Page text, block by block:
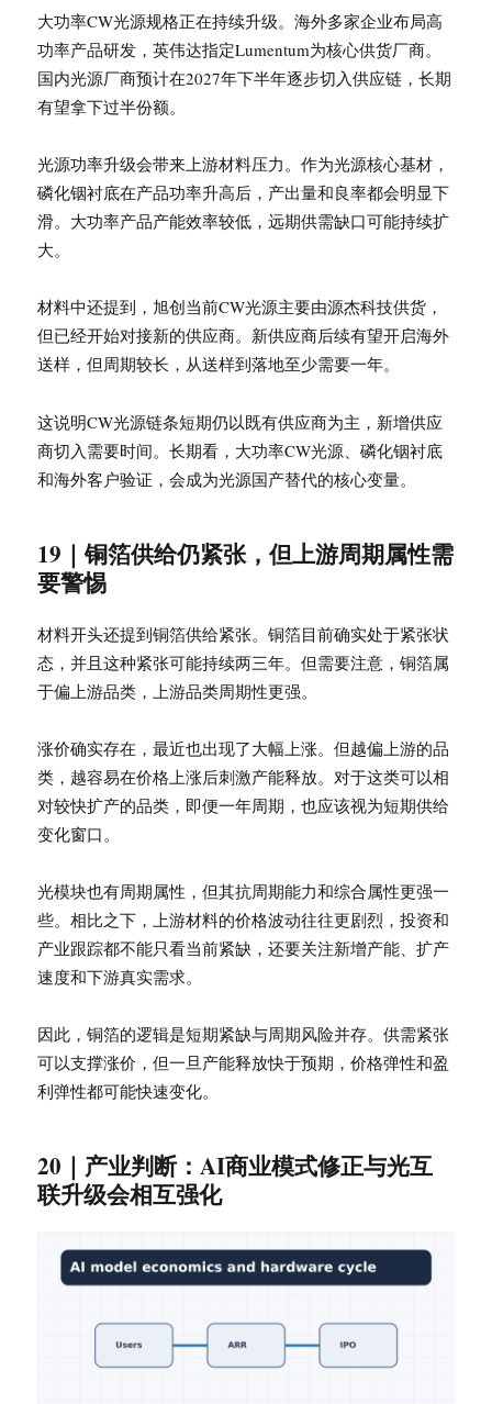
大功率CW光源规格正在持续升级。海外多家企业布局高
功率产品研发，英伟达指定Lumentum为核心供货厂商。
国内光源厂商预计在2027年下半年逐步切入供应链，长期
有望拿下过半份额。
光源功率升级会带来上游材料压力。作为光源核心基材，
磷化铟衬底在产品功率升高后，产出量和良率都会明显下
滑。大功率产品产能效率较低，远期供需缺口可能持续扩
大。
材料中还提到，旭创当前CW光源主要由源杰科技供货，
但已经开始对接新的供应商。新供应商后续有望开启海外
送样，但周期较长，从送样到落地至少需要一年。
这说明CW光源链条短期仍以既有供应商为主，新增供应
商切入需要时间。长期看，大功率CW光源、磷化铟衬底
和海外客户验证，会成为光源国产替代的核心变量。
19｜铜箔供给仍紧张，但上游周期属性需
要警惕
材料开头还提到铜箔供给紧张。铜箔目前确实处于紧张状
态，并且这种紧张可能持续两三年。但需要注意，铜箔属
于偏上游品类，上游品类周期性更强。
涨价确实存在，最近也出现了大幅上涨。但越偏上游的品
类，越容易在价格上涨后刺激产能释放。对于这类可以相
对较快扩产的品类，即便一年周期，也应该视为短期供给
变化窗口。
光模块也有周期属性，但其抗周期能力和综合属性更强一
些。相比之下，上游材料的价格波动往往更剧烈，投资和
产业跟踪都不能只看当前紧缺，还要关注新增产能、扩产
速度和下游真实需求。
因此，铜箔的逻辑是短期紧缺与周期风险并存。供需紧张
可以支撑涨价，但一旦产能释放快于预期，价格弹性和盈
利弹性都可能快速变化。
20｜产业判断：AI商业模式修正与光互
联升级会相互强化